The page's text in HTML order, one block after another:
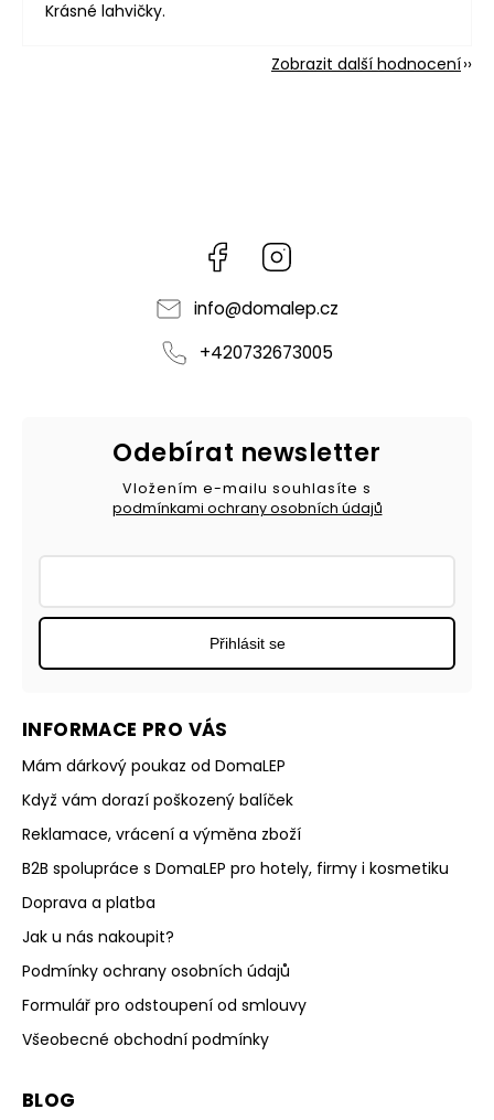
Krásné lahvičky.
Zobrazit další hodnocení
Facebook
info@domalep.cz
+420732673005
INFORMACE PRO VÁS
Mám dárkový poukaz od DomaLEP
Když vám dorazí poškozený balíček
Reklamace, vrácení a výměna zboží
B2B spolupráce s DomaLEP pro hotely, firmy i kosmetiku
Doprava a platba
Jak u nás nakoupit?
Podmínky ochrany osobních údajů
Formulář pro odstoupení od smlouvy
Všeobecné obchodní podmínky
BLOG
Odebírat newsletter
Vložením e-mailu souhlasíte s
podmínkami ochrany osobních údajů
Přihlásit se